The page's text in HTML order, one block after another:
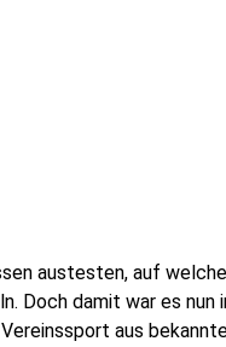
austesten, auf
Doch damit war es nun
aus